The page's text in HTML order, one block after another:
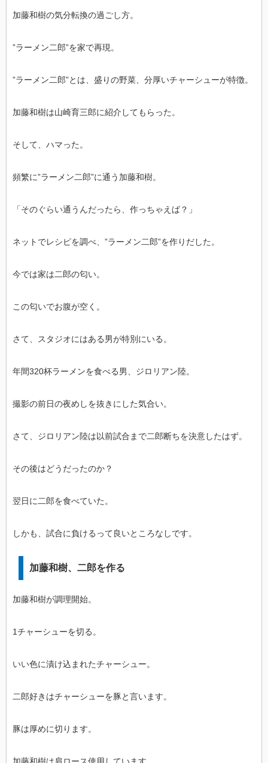
加藤和樹の気分転換の過ごし方。
”ラーメン二郎”を家で再現。
”ラーメン二郎”とは、盛りの野菜、分厚いチャーシューが特徴。
加藤和樹は山崎育三郎に紹介してもらった。
そして、ハマった。
頻繁に”ラーメン二郎”に通う加藤和樹。
「そのぐらい通うんだったら、作っちゃえば？」
ネットでレシピを調べ、”ラーメン二郎”を作りだした。
今では家は二郎の匂い。
この匂いでお腹が空く。
さて、スタジオにはある男が特別にいる。
年間320杯ラーメンを食べる男、ジロリアン陸。
撮影の前日の夜めしを抜きにした気合い。
さて、ジロリアン陸は以前試合まで二郎断ちを決意したはず。
その後はどうだったのか？
翌日に二郎を食べていた。
しかも、試合に負けるって良いところなしです。
加藤和樹、二郎を作る
加藤和樹が調理開始。
1チャーシューを切る。
いい色に漬け込まれたチャーシュー。
二郎好きはチャーシューを豚と言います。
豚は厚めに切ります。
加藤和樹は肩ロース使用しています。